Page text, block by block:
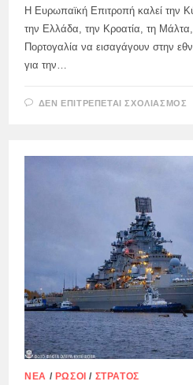
Η Ευρωπαϊκή Επιτροπή καλεί την
την Ελλάδα, την Κροατία, τη Μάλτα,
Πορτογαλία να εισαγάγουν στην
για την…
ΔΕΝ ΕΠΙΤΡΈΠΕΤΑΙ ΣΧΟΛΙΑΣΜΌΣ
ΝΈΑ / ΡΏΣΟΙ / ΣΤΡΑΤΌΣ